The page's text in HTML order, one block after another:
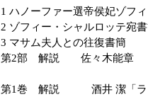
1 ハノーファー選帝侯妃ゾフ
2 ゾフィー・シャルロッテ宛
3 マサム夫人との往復書簡
第2部 解説 佐々木能章
第1巻 解説 酒井 潔「ライ